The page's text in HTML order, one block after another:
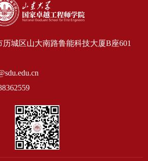
历城区山大南路鲁能科技大厦B座601